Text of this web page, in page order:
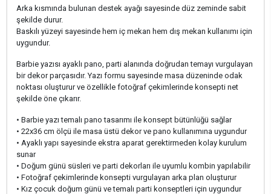
Arka kısmında bulunan destek ayağı sayesinde düz zeminde sabit
şekilde durur.
Baskılı yüzeyi sayesinde hem iç mekan hem dış mekan kullanımı için
uygundur.
Barbie yazısı ayaklı pano, parti alanında doğrudan temayı vurgulayan
bir dekor parçasıdır. Yazı formu sayesinde masa düzeninde odak
noktası oluşturur ve özellikle fotoğraf çekimlerinde konsepti net
şekilde öne çıkarır.
• Barbie yazı temalı pano tasarımı ile konsept bütünlüğü sağlar
• 22x36 cm ölçü ile masa üstü dekor ve pano kullanımına uygundur
• Ayaklı yapı sayesinde ekstra aparat gerektirmeden kolay kurulum
sunar
• Doğum günü süsleri ve parti dekorları ile uyumlu kombin yapılabilir
• Fotoğraf çekimlerinde konsepti vurgulayan arka plan oluşturur
• Kız çocuk doğum günü ve temalı parti konseptleri için uygundur